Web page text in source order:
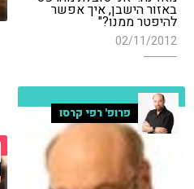
באזור הישבן, איך אפשר
להיפטר ממנו?"
02/11/2012
פרופ' רפי קרסו